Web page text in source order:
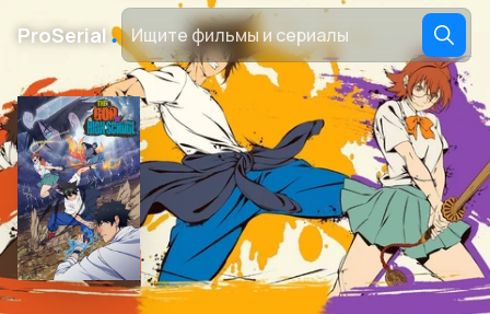
ProSerial․